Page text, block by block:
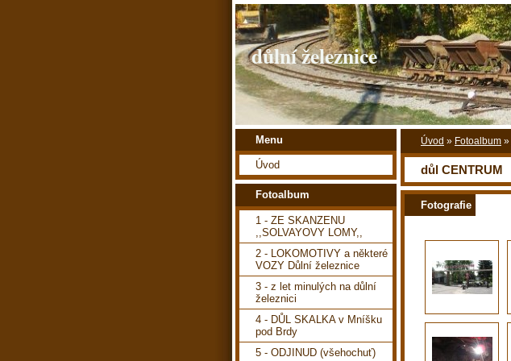
důlní železnice
Úvod » Fotoalbum »
důl CENTRUM
Fotografie
Menu
Úvod
Fotoalbum
1 - ZE SKANZENU
,,SOLVAYOVY LOMY,,
2 - LOKOMOTIVY a některé
VOZY Důlní železnice
3 - z let minulých na důlní
železnici
4 - DŮL SKALKA v Mníšku
pod Brdy
5 - ODJINUD (všehochuť)